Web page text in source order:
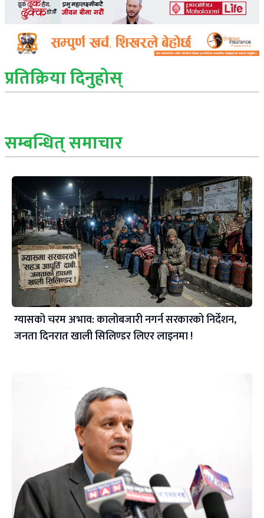
प्रतिक्रिया दिनुहोस्
सम्बन्धित् समाचार
ग्यासको चरम अभाव: कालोबजारी नगर्न सरकारको निर्देशन,
जनता दिनरात खाली सिलिण्डर लिएर लाइनमा !